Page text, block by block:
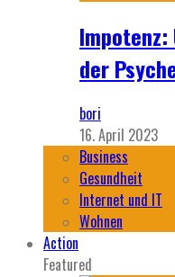
Impotenz:
der
bori
16. April 2023
Business
Gesundheit
Internet und IT
Wohnen
Action
Featured